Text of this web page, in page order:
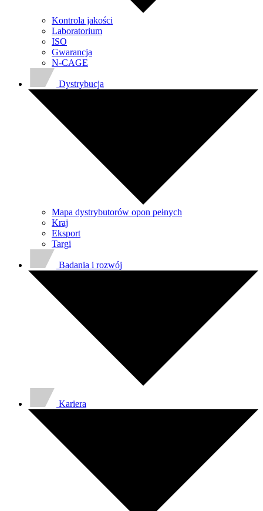
Kontrola jakości
Laboratorium
ISO
Gwarancja
N-CAGE
Dystrybucja
Mapa dystrybutorów opon pełnych
Kraj
Eksport
Targi
Badania i rozwój
Kariera